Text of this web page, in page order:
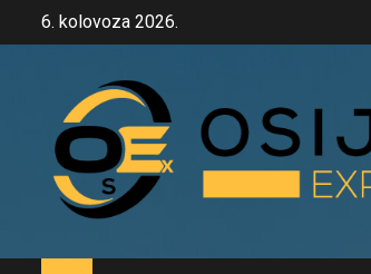
6. kolovoza 2026.